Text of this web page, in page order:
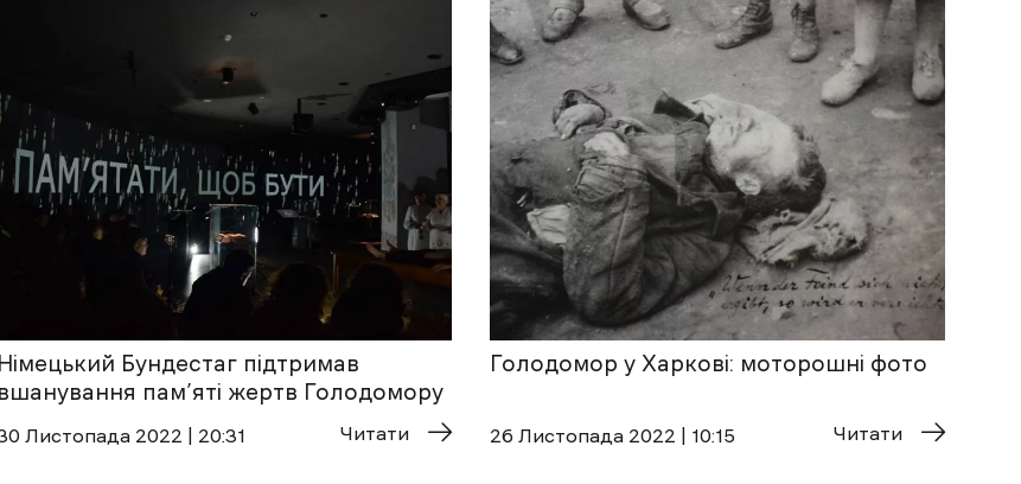
Німецький Бундестаг підтримав
вшанування пам’яті жертв Голодомору
Листопада 2022 | 20:31 Читати
Голодомор у Харкові: моторошні фото
26 Листопада 2022 | 10:15 Читати